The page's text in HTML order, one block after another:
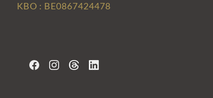
KBO : BE0867424478